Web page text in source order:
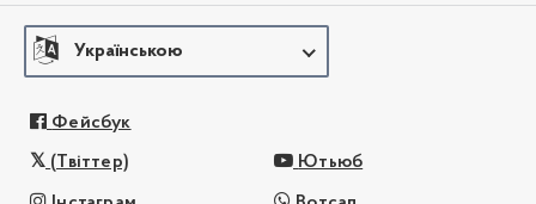
Українською
Фейсбук
(Твіттер) Ютьюб